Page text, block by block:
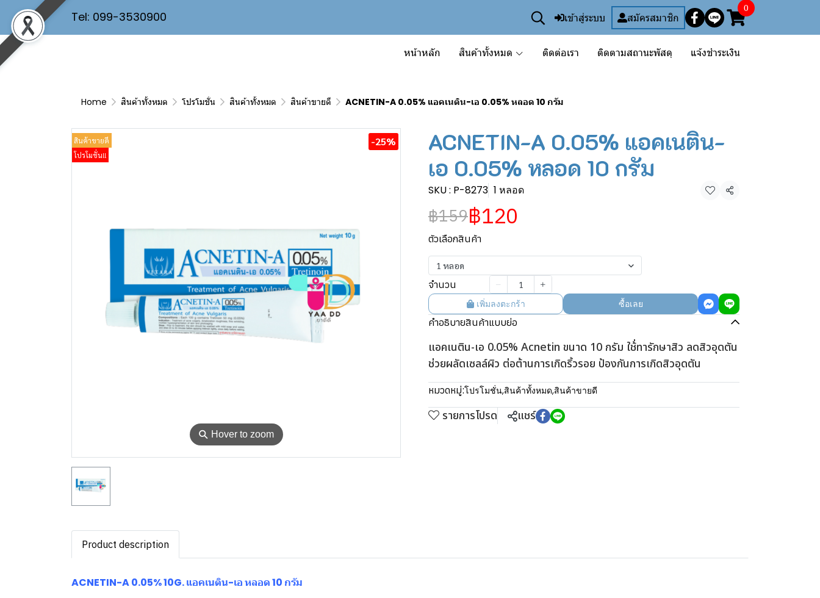
Tel: 099-3530900 เข้าสู่ระบบ สมัครสมาชิก
0
หน้าหลัก สินค้าทั้งหมด ติดต่อเรา ติดตามสถานะพัสดุ แจ้งชำระเงิน
Home สินค้าทั้งหมด โปรโมชั่น สินค้าทั้งหมด สินค้าขายดี ACNETIN-A 0.05% แอคเนติน-เอ 0.05% หลอด 10 กรัม
⚲ Hover to zoom
สินค้าขายดี
โปรโมชั่น!!
-25%
ACNETIN-A 0.05% แอคเนติน-
เอ 0.05% หลอด 10 กรัม
SKU : P-8273 1 หลอด แชร์
฿159฿120
ตัวเลือกสินค้า
1 หลอด
จำนวน
เพิ่มลงตะกร้า
ซื้อเลย
คำอธิบายสินค้าแบบย่อ
แอคเนติน-เอ 0.05% Acnetin ขนาด 10 กรัม ใช้่ทารักษาสิว ลดสิวอุดตัน
ช่วยผลัดเซลล์ผิว ต่อต้านการเกิดริ้วรอย ป้องกันการเกิดสิวอุดตัน
หมวดหมู่:โปรโมชั่น,สินค้าทั้งหมด,สินค้าขายดี
รายการโปรด แชร์
Product description
ACNETIN-A 0.05% 10G. แอคเนติน-เอ หลอด 10 กรัม